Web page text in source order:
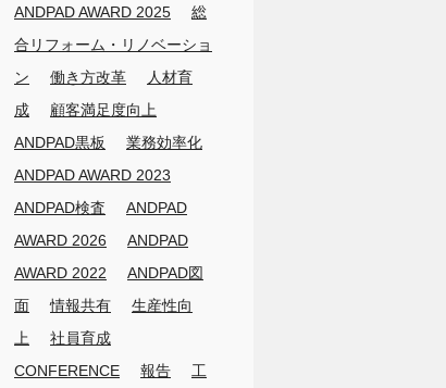
ANDPAD AWARD 2025
総
合リフォーム・リノベーショ
ン
働き方改革
人材育
成
顧客満足度向上
ANDPAD黒板
業務効率化
ANDPAD AWARD 2023
ANDPAD検査
ANDPAD
AWARD 2026
ANDPAD
AWARD 2022
ANDPAD図
面
情報共有
生産性向
上
社員育成
CONFERENCE
報告
工